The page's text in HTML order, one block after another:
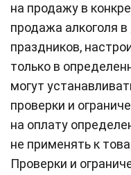
на продажу в
продажа алкоголя
праздников,
только в
могут
проверки и
на оплату
не применять к
Проверки и